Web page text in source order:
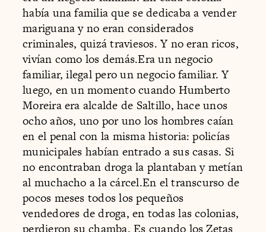
había una familia que se dedicaba a vender
mariguana y no eran considerados
criminales, quizá traviesos. Y no eran ricos,
vivían como los demás.Era un negocio
familiar, ilegal pero un negocio familiar. Y
luego, en un momento cuando Humberto
Moreira era alcalde de Saltillo, hace unos
ocho años, uno por uno los hombres caían
en el penal con la misma historia: policías
municipales habían entrado a sus casas. Si
no encontraban droga la plantaban y metían
al muchacho a la cárcel.En el transcurso de
pocos meses todos los pequeños
vendedores de droga, en todas las colonias,
perdieron su chamba. Es cuando los Zetas